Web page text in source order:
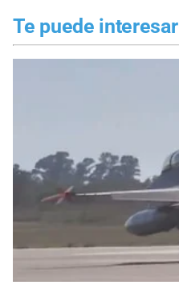
Te puede interesar